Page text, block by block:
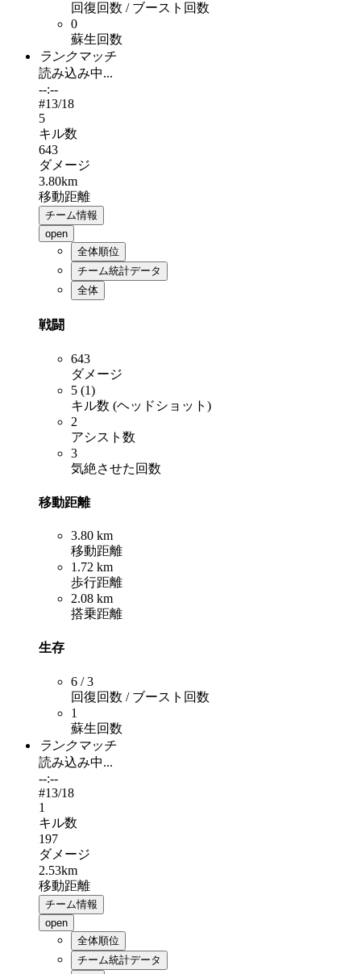
回復回数 / ブースト回数
0
蘇生回数
ランクマッチ
読み込み中...
--:--
#13/18
5
キル数
643
ダメージ
3.80km
移動距離
チーム情報
open
全体順位
チーム統計データ
全体
戦闘
643
ダメージ
5 (1)
キル数 (ヘッドショット)
2
アシスト数
3
気絶させた回数
移動距離
3.80 km
移動距離
1.72 km
歩行距離
2.08 km
搭乗距離
生存
6 / 3
回復回数 / ブースト回数
1
蘇生回数
ランクマッチ
読み込み中...
--:--
#13/18
1
キル数
197
ダメージ
2.53km
移動距離
チーム情報
open
全体順位
チーム統計データ